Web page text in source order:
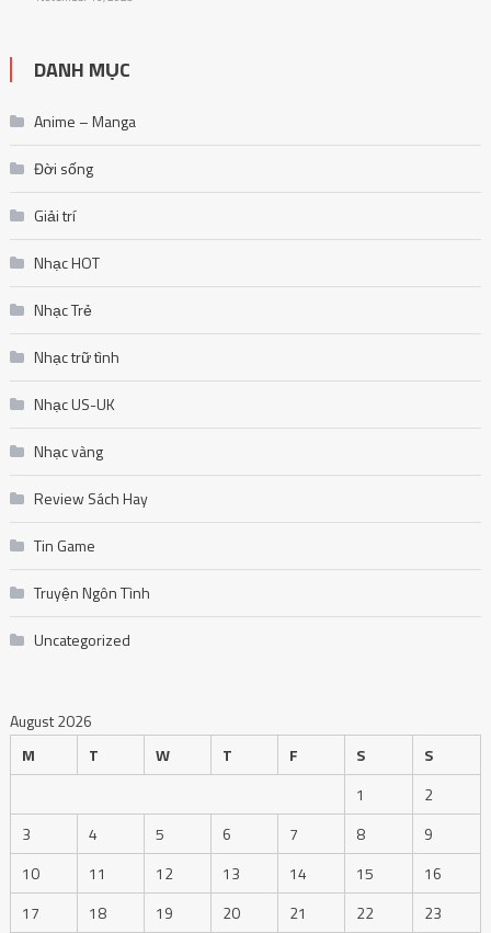
DANH MỤC
Anime – Manga
Đời sống
Giải trí
Nhạc HOT
Nhạc Trẻ
Nhạc trữ tình
Nhạc US-UK
Nhạc vàng
Review Sách Hay
Tin Game
Truyện Ngôn Tình
Uncategorized
August 2026
M
T W T F S
S
1
2
3
4 5 6 7 8
9
10
11 12 13 14 15
16
17
18 19 20 21 22 23